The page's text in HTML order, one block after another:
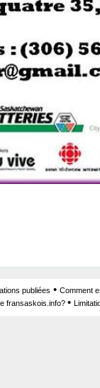
publiées • Comment
fransaskois.info? •